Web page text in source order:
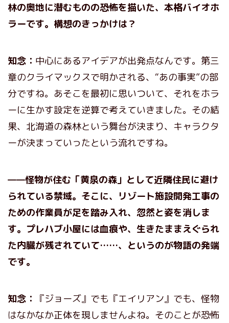
林の奥地に潜むものの恐怖を描いた、本格バイオホ
ラーです。構想のきっかけは？
知念： 中心にあるアイデアが出発点なんです。第三
章のクライマックスで明かされる、“あの事実”の部
分ですね。あそこを最初に思いついて、それをホラ
ーに生かす設定を逆算で考えていきました。その結
果、北海道の森林という舞台が決まり、キャラクタ
ーが決まっていったという流れですね。
——怪物が住む「黄泉の森」として近隣住民に避け
られている禁域。そこに、リゾート施設開発工事の
ための作業員が足を踏み入れ、忽然と姿を消しま
す。プレハブ小屋には血痕や、生きたままえぐられ
た内臓が残されていて……、というのが物語の発端
です。
知念：
『ジョーズ』でも『エイリアン』でも、怪物
はなかなか正体を現しませんよね。そのことが恐怖